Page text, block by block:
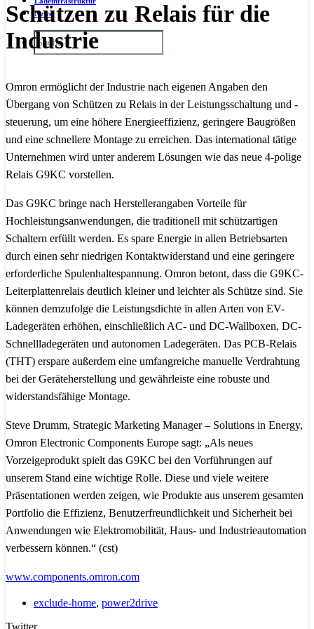
News
Schützen zu Relais für die
Industrie
Omron ermöglicht der Industrie nach eigenen Angaben den
Übergang von Schützen zu Relais in der Leistungsschaltung und -
steuerung, um eine höhere Energieeffizienz, geringere Baugrößen
und eine schnellere Montage zu erreichen. Das international tätige
Unternehmen wird unter anderem Lösungen wie das neue 4-polige
Relais G9KC vorstellen.
Das G9KC bringe nach Herstellerangaben Vorteile für
Hochleistungsanwendungen, die traditionell mit schützartigen
Schaltern erfüllt werden. Es spare Energie in allen Betriebsarten
durch einen sehr niedrigen Kontaktwiderstand und eine geringere
erforderliche Spulenhaltespannung. Omron betont, dass die G9KC-
Leiterplattenrelais deutlich kleiner und leichter als Schütze sind. Sie
können demzufolge die Leistungsdichte in allen Arten von EV-
Ladegeräten erhöhen, einschließlich AC- und DC-Wallboxen, DC-
Schnellladegeräten und autonomen Ladegeräten. Das PCB-Relais
(THT) erspare außerdem eine umfangreiche manuelle Verdrahtung
bei der Geräteherstellung und gewährleiste eine robuste und
widerstandsfähige Montage.
Steve Drumm, Strategic Marketing Manager – Solutions in Energy,
Omron Electronic Components Europe sagt: „Als neues
Vorzeigeprodukt spielt das G9KC bei den Vorführungen auf
unserem Stand eine wichtige Rolle. Diese und viele weitere
Präsentationen werden zeigen, wie Produkte aus unserem gesamten
Portfolio die Effizienz, Benutzerfreundlichkeit und Sicherheit bei
Anwendungen wie Elektromobilität, Haus- und Industrieautomation
verbessern können.“ (cst)
www.components.omron.com
exclude-home, power2drive
Twitter